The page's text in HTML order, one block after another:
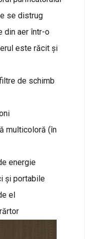
se distrug
din aer într-o
este răcit și
de schimb
multicoloră (în
energie
și portabile
el